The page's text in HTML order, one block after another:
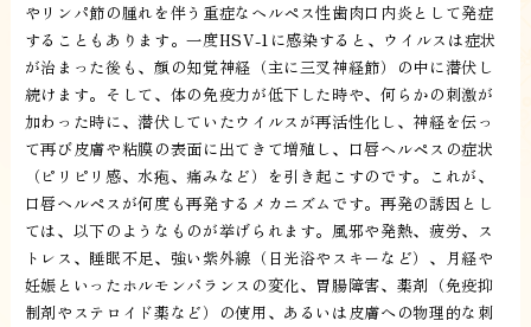
やリンパ節の腫れを伴う重症なヘルペス性歯肉口内炎として発症
することもあります。一度HSV-1に感染すると、ウイルスは症状
が治まった後も、顔の知覚神経（主に三叉神経節）の中に潜伏し
続けます。そして、体の免疫力が低下した時や、何らかの刺激が
加わった時に、潜伏していたウイルスが再活性化し、神経を伝っ
て再び皮膚や粘膜の表面に出てきて増殖し、口唇ヘルペスの症状
（ピリピリ感、水疱、痛みなど）を引き起こすのです。これが、
口唇ヘルペスが何度も再発するメカニズムです。再発の誘因とし
ては、以下のようなものが挙げられます。風邪や発熱、疲労、ス
トレス、睡眠不足、強い紫外線（日光浴やスキーなど）、月経や
妊娠といったホルモンバランスの変化、胃腸障害、薬剤（免疫抑
制剤やステロイド薬など）の使用、あるいは皮膚への物理的な刺